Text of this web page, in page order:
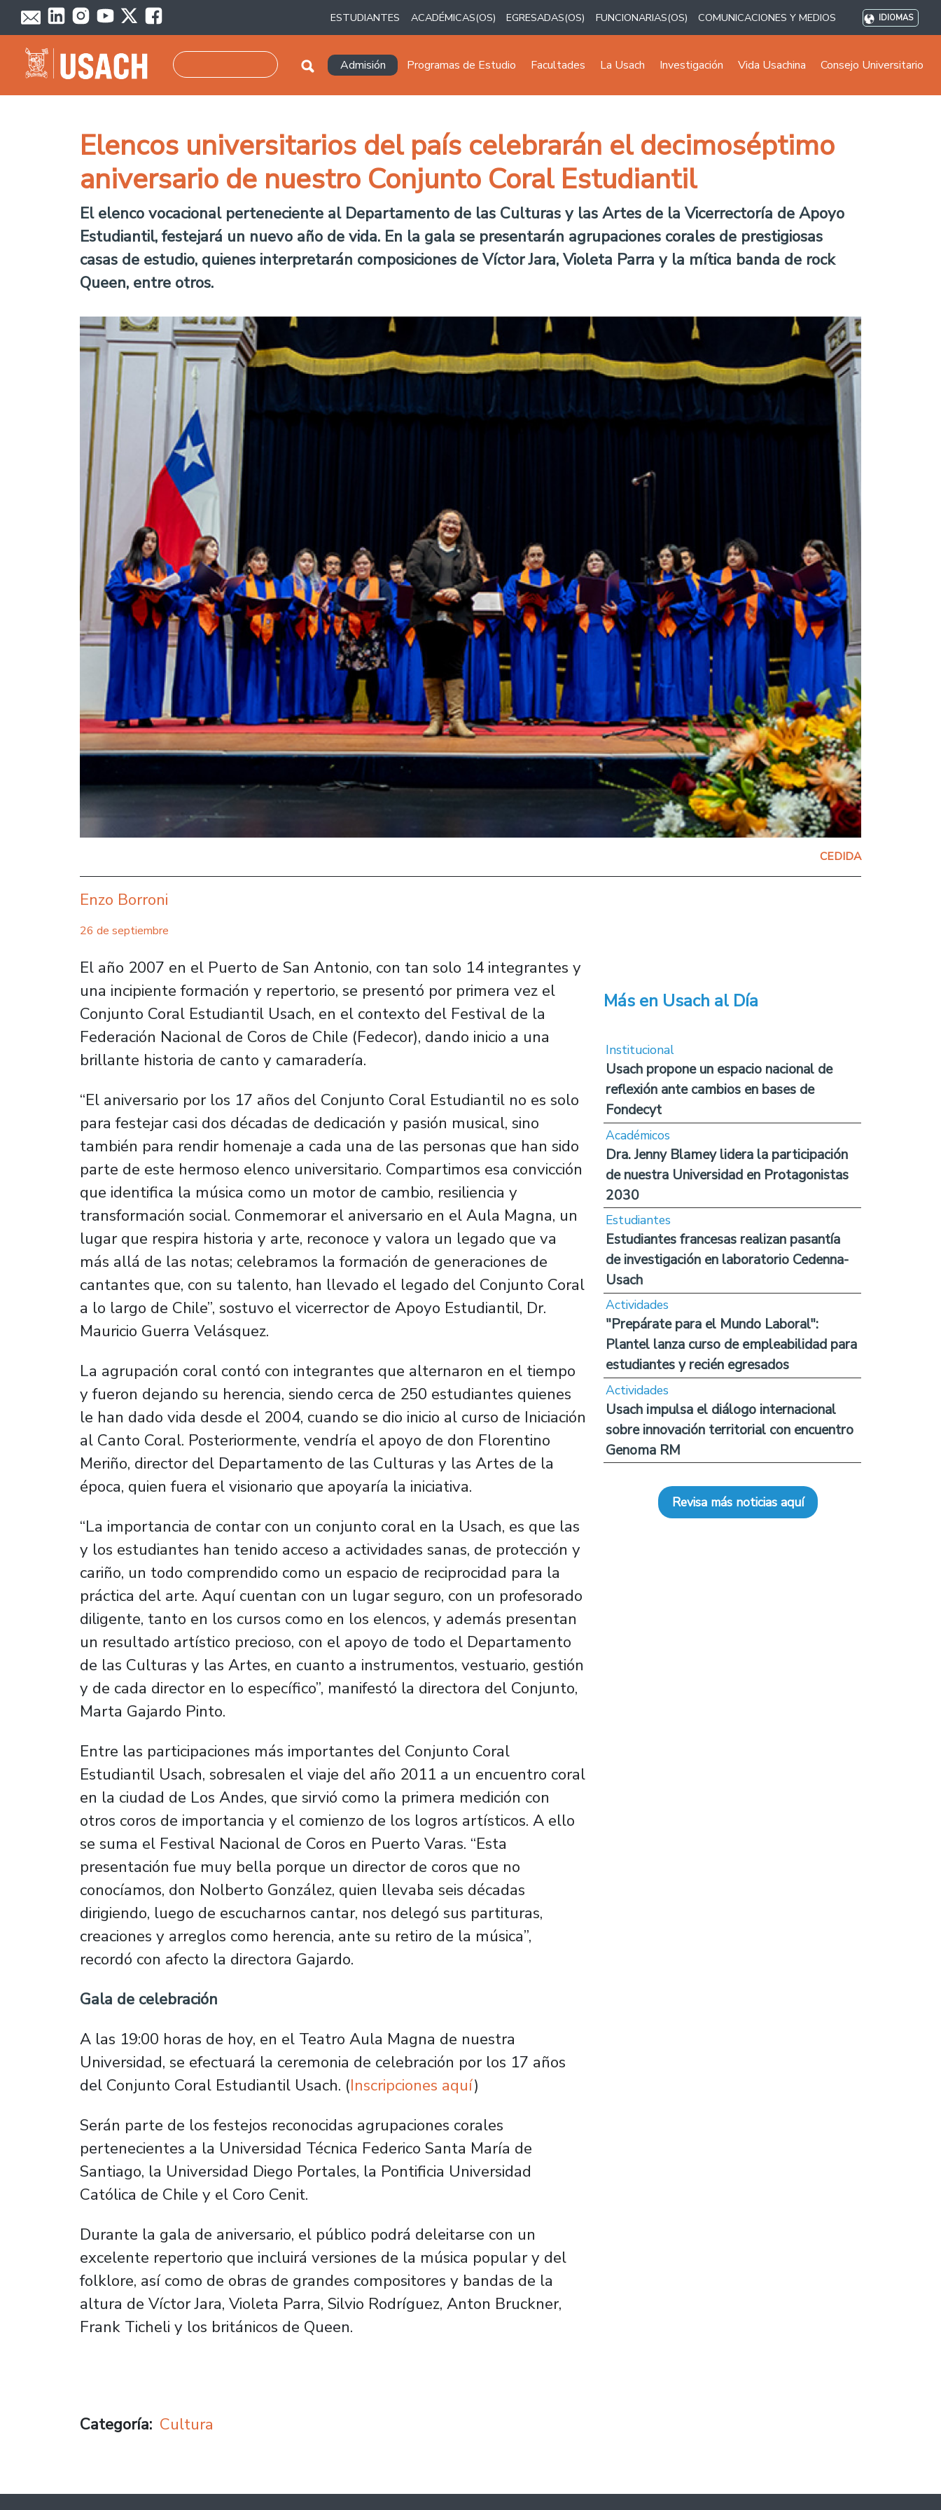
Pasar al contenido principal
ESTUDIANTES ACADÉMICAS(OS) EGRESADAS(OS) FUNCIONARIAS(OS) COMUNICACIONES Y MEDIOS IDIOMAS
Navegación principal
Admisión Programas de Estudio Facultades La Usach Investigación Vida Usachina Consejo Universitario
Elencos universitarios del país celebrarán el decimoséptimo
aniversario de nuestro Conjunto Coral Estudiantil
El elenco vocacional perteneciente al Departamento de las Culturas y las Artes de la Vicerrectoría de Apoyo
Estudiantil, festejará un nuevo año de vida. En la gala se presentarán agrupaciones corales de prestigiosas
casas de estudio, quienes interpretarán composiciones de Víctor Jara, Violeta Parra y la mítica banda de rock
Queen, entre otros.
CEDIDA
Enzo Borroni
26 de septiembre
El año 2007 en el Puerto de San Antonio, con tan solo 14 integrantes y
una incipiente formación y repertorio, se presentó por primera vez el
Conjunto Coral Estudiantil Usach, en el contexto del Festival de la
Federación Nacional de Coros de Chile (Fedecor), dando inicio a una
brillante historia de canto y camaradería.
“El aniversario por los 17 años del Conjunto Coral Estudiantil no es solo
para festejar casi dos décadas de dedicación y pasión musical, sino
también para rendir homenaje a cada una de las personas que han sido
parte de este hermoso elenco universitario. Compartimos esa convicción
que identifica la música como un motor de cambio, resiliencia y
transformación social. Conmemorar el aniversario en el Aula Magna, un
lugar que respira historia y arte, reconoce y valora un legado que va
más allá de las notas; celebramos la formación de generaciones de
cantantes que, con su talento, han llevado el legado del Conjunto Coral
a lo largo de Chile”, sostuvo el vicerrector de Apoyo Estudiantil, Dr.
Mauricio Guerra Velásquez.
La agrupación coral contó con integrantes que alternaron en el tiempo
y fueron dejando su herencia, siendo cerca de 250 estudiantes quienes
le han dado vida desde el 2004, cuando se dio inicio al curso de Iniciación
al Canto Coral. Posteriormente, vendría el apoyo de don Florentino
Meriño, director del Departamento de las Culturas y las Artes de la
época, quien fuera el visionario que apoyaría la iniciativa.
“La importancia de contar con un conjunto coral en la Usach, es que las
y los estudiantes han tenido acceso a actividades sanas, de protección y
cariño, un todo comprendido como un espacio de reciprocidad para la
práctica del arte. Aquí cuentan con un lugar seguro, con un profesorado
diligente, tanto en los cursos como en los elencos, y además presentan
un resultado artístico precioso, con el apoyo de todo el Departamento
de las Culturas y las Artes, en cuanto a instrumentos, vestuario, gestión
y de cada director en lo específico”, manifestó la directora del Conjunto,
Marta Gajardo Pinto.
Entre las participaciones más importantes del Conjunto Coral
Estudiantil Usach, sobresalen el viaje del año 2011 a un encuentro coral
en la ciudad de Los Andes, que sirvió como la primera medición con
otros coros de importancia y el comienzo de los logros artísticos. A ello
se suma el Festival Nacional de Coros en Puerto Varas. “Esta
presentación fue muy bella porque un director de coros que no
conocíamos, don Nolberto González, quien llevaba seis décadas
dirigiendo, luego de escucharnos cantar, nos delegó sus partituras,
creaciones y arreglos como herencia, ante su retiro de la música”,
recordó con afecto la directora Gajardo.
Gala de celebración
A las 19:00 horas de hoy, en el Teatro Aula Magna de nuestra
Universidad, se efectuará la ceremonia de celebración por los 17 años
del Conjunto Coral Estudiantil Usach. (Inscripciones aquí)
Serán parte de los festejos reconocidas agrupaciones corales
pertenecientes a la Universidad Técnica Federico Santa María de
Santiago, la Universidad Diego Portales, la Pontificia Universidad
Católica de Chile y el Coro Cenit.
Durante la gala de aniversario, el público podrá deleitarse con un
excelente repertorio que incluirá versiones de la música popular y del
folklore, así como de obras de grandes compositores y bandas de la
altura de Víctor Jara, Violeta Parra, Silvio Rodríguez, Anton Bruckner,
Frank Ticheli y los británicos de Queen.
Categoría Cultura
Más en Usach al Día
Institucional
Usach propone un espacio nacional de
reflexión ante cambios en bases de
Fondecyt
Académicos
Dra. Jenny Blamey lidera la participación
de nuestra Universidad en Protagonistas
2030
Estudiantes
Estudiantes francesas realizan pasantía
de investigación en laboratorio Cedenna-
Usach
Actividades
"Prepárate para el Mundo Laboral":
Plantel lanza curso de empleabilidad para
estudiantes y recién egresados
Actividades
Usach impulsa el diálogo internacional
sobre innovación territorial con encuentro
Genoma RM
Revisa más noticias aquí